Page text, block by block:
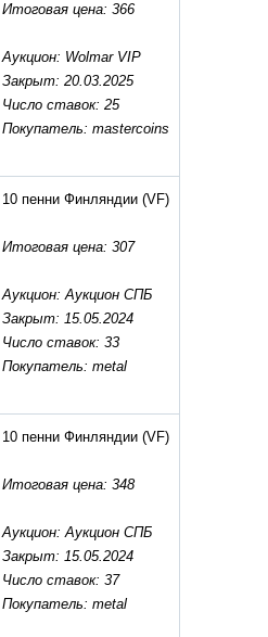
Итоговая цена: 366
Аукцион: Wolmar VIP
Закрыт: 20.03.2025
Число ставок: 25
Покупатель: mastercoins
10 пенни Финляндии(VF)
Итоговая цена: 307
Аукцион: Аукцион СПБ
Закрыт: 15.05.2024
Число ставок: 33
Покупатель: metal
10 пенни Финляндии(VF)
Итоговая цена: 348
Аукцион: Аукцион СПБ
Закрыт: 15.05.2024
Число ставок: 37
Покупатель: metal